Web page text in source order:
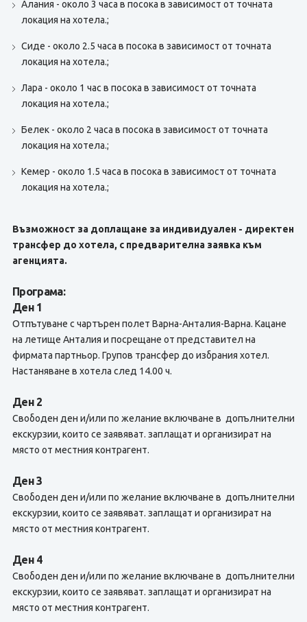
Алания - около 3 часа в посока в зависимост от точната
локация на хотела.;
Сиде - около 2.5 часа в посока в зависимост от точната
локация на хотела.;
Лара - около 1 час в посока в зависимост от точната
локация на хотела.;
Белек - около 2 часа в посока в зависимост от точната
локация на хотела.;
Кемер - около 1.5 часа в посока в зависимост от точната
локация на хотела.;
Възможност за доплащане за индивидуален - директен
трансфер до хотела, с предварителна заявка към
агенцията.
Програма:
Ден 1
Отпътуване с чартърен полет Варна-Анталия-Варна. Кацане
на летище Анталия и посрещане от представител на
фирмата партньор. Групов трансфер до избрания хотел.
Настаняване в хотела след 14.00 ч.
Ден 2
Свободен ден и/или по желание включване в допълнителни
екскурзии, които се заявяват. заплащат и организират на
място от местния контрагент.
Ден 3
Свободен ден и/или по желание включване в допълнителни
екскурзии, които се заявяват. заплащат и организират на
място от местния контрагент.
Ден 4
Свободен ден и/или по желание включване в допълнителни
екскурзии, които се заявяват. заплащат и организират на
място от местния контрагент.